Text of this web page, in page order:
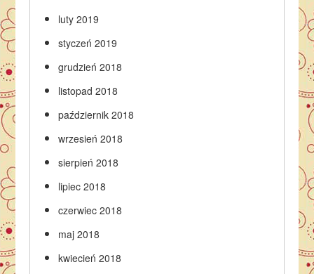
luty 2019
styczeń 2019
grudzień 2018
listopad 2018
październik 2018
wrzesień 2018
sierpień 2018
lipiec 2018
czerwiec 2018
maj 2018
kwiecień 2018